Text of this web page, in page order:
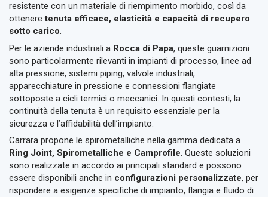
resistente con un materiale di riempimento morbido, così da
otteneretenuta efficace, elasticità e capacità di recupero
sotto carico.
Per le aziende industriali a Rocca di Papa, queste guarnizioni
sono particolarmente rilevanti in impianti di processo, linee ad
alta pressione, sistemi piping, valvole industriali,
apparecchiature in pressione e connessioni flangiate
sottoposte a cicli termici o meccanici. In questi contesti, la
continuità della tenuta è un requisito essenziale per la
sicurezza e l’affidabilità dell’impianto.
Carrara propone le spirometalliche nella gamma dedicata a
Ring Joint, Spirometalliche e Camprofile. Queste soluzioni
sono realizzate in accordo ai principali standard e possono
essere disponibili anche in configurazioni personalizzate, per
rispondere a esigenze specifiche di impianto, flangia e fluido di